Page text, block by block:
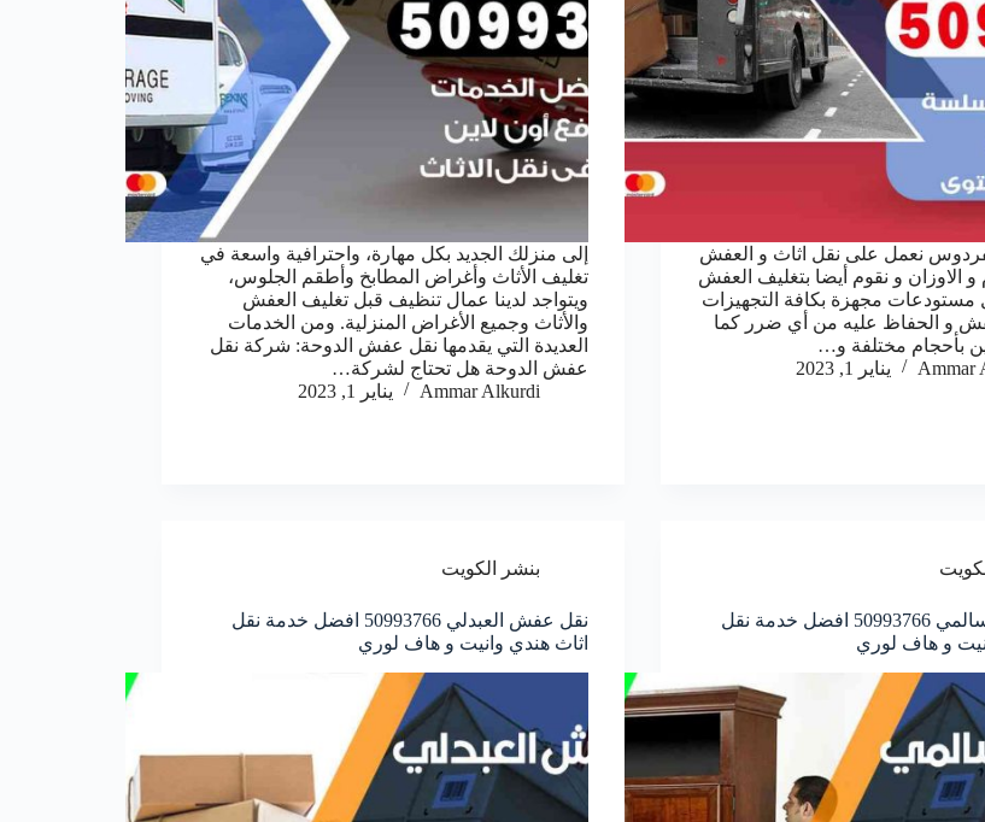
نعمل على نقل اثاث و العفش
و الاوزان و نقوم أيضا بتغليف العفش
مجهزة بكافة التجهيزات
و الحفاظ عليه من أي ضرر كما
بأحجام مختلفة و…
Ammar
يناير 1, 2023
إلى منزلك الجديد بكل مهارة، واحترافية واسعة في
تغليف الأثاث وأغراض المطابخ وأطقم الجلوس،
ويتواجد لدينا عمال تنظيف قبل تغليف العفش
والأثاث وجميع الأغراض المنزلية. ومن الخدمات
العديدة التي يقدمها نقل عفش الدوحة: شركة نقل
عفش الدوحة هل تحتاج لشركة…
Ammar Alkurdi
يناير 1, 2023
نقل عفش السالمي 50993766 افضل خدمة نقل
و هاف لوري
بنشر الكويت
نقل عفش العبدلي 50993766 افضل خدمة نقل
اثاث هندي وانيت و هاف لوري